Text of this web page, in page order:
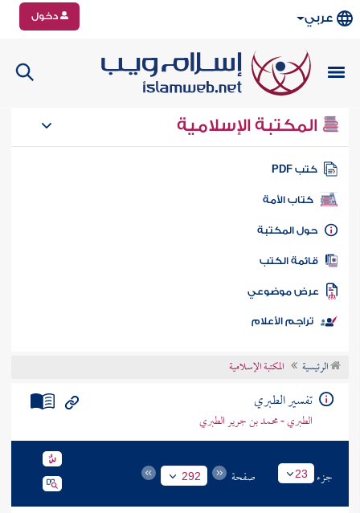
عربي دخول
المكتبة الإسلامية
كتب PDF
كتاب الأمة
المكتبة
الكتب
موضوعي
تراجم الأعلام
الرئيسية المكتبة الإسلامية
تفسير الطبري
الطبري - محمد بن جرير الطبري
جزء 23 صفحة 292